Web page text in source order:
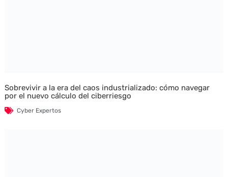
Sobrevivir a la era del caos industrializado: cómo navegar
por el nuevo cálculo del ciberriesgo
Cyber Expertos